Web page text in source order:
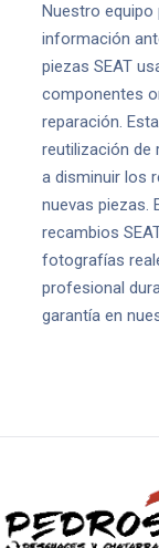
Nuestro
información
piezas SEAT
componentes
reparación.
reutilización de
a disminuir los
nuevas piezas.
recambios
fotografías
profesional
garantía en